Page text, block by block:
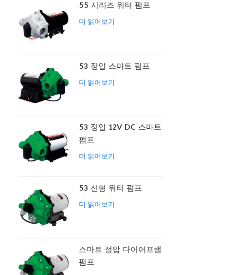
55 시리즈 워터 펌프
더 읽어보기
53 정압 스마트 펌프
더 읽어보기
53 정압 12V DC 스마트
펌프
더 읽어보기
53 신형 워터 펌프
더 읽어보기
스마트 정압 다이어프램
펌프